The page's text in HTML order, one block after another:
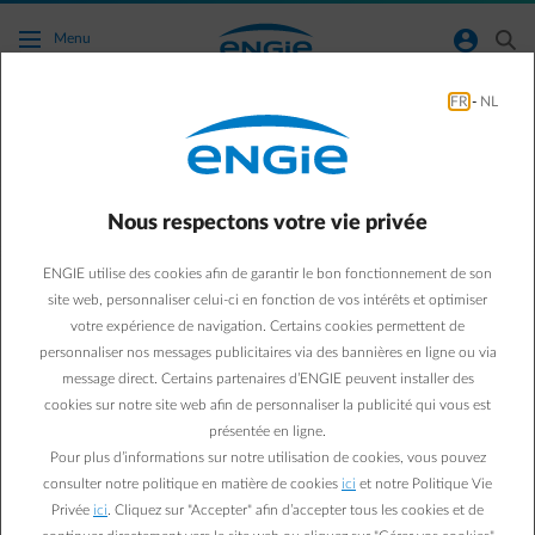
Accéder au contenu principal
Menu normal-account-circle search
Mon partenaire utilise aussi beaucoup ma
voiture. Peut-elle également utiliser le
service de Smart Charge ?
arrow-left Aller à la page contact
Oui, tout ce que votre partenaire a à faire est d'installer la Smart
App sur son smartphone. Vous pouvez lui donner accès à votre
compte ENGIE via votre Smart App.
la voiture elle-même. Avec certaines marques de voiture, cela peut
avoir des conséquences sur la recharge intelligente. Lisez ici pour
plus d'informations à ce sujet :Je ne suis pas l'utilisateur principal
de la voiture électrique, puis-je utiliser le service Smart Charge ?
FR - NL
Nous respectons votre vie privée
ENGIE utilise des cookies afin de garantir le bon fonctionnement de son
site web, personnaliser celui-ci en fonction de vos intérêts et optimiser
votre expérience de navigation. Certains cookies permettent de
personnaliser nos messages publicitaires via des bannières en ligne ou via
message direct. Certains partenaires d’ENGIE peuvent installer des
cookies sur notre site web afin de personnaliser la publicité qui vous est
présentée en ligne.
Pour plus d’informations sur notre utilisation de cookies, vous pouvez
consulter notre politique en matière de cookies ici et notre Politique Vie
Privée ici . Cliquez sur "Accepter" afin d’accepter tous les cookies et de